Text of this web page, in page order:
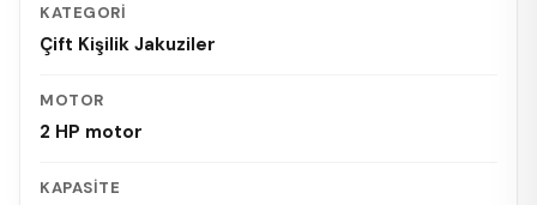
KATEGORI
Çift Kişilik Jakuziler
MOTOR
2 HP motor
KAPASITE